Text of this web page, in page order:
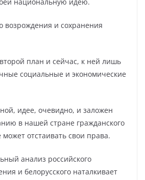
возрождения и сохранения
план и сейчас, к ней лишь
социальные и экономические
идее, очевидно, и заложен
в нашей стране гражданского
отстаивать свои права.
анализ российского
и белорусского наталкивает